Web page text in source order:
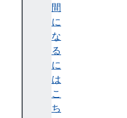
間
に
な
る
に
は
こ
ち